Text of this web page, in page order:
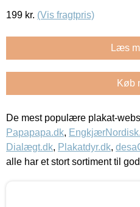
199 kr. (Vis fragtpris)
Læs
Køb
De mest populære plakat-
Papapapa.dk,
Dialægt.dk, Plakatdyr.dk,
alle har et stort sortiment til